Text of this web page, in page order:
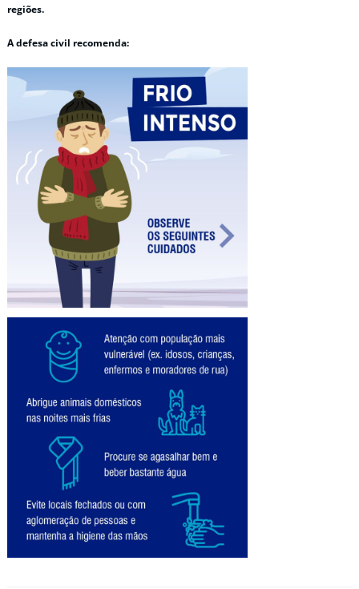
regiões.
A defesa civil recomenda: